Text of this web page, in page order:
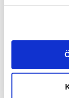
GYŐZELEM
ÉLETRE
április 2-i